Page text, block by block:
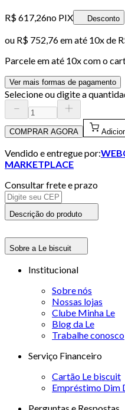
R$ 617,26no PIX Desconto
ou R$ 752,76em até 10x de
Parcele em até 10x com o
Ver mais formas de pagamento
Selecione ou digite a
COMPRAR AGORA
Vendido e entregue por:
MARKETPLACE
Consultar frete e prazo
Descrição do produto
Sobre a Le biscuit
Institucional
Sobre nós
Nossas lojas
Clube Minha Le
Blog da Le
Trabalhe conosco
Serviço Financeiro
Cartão Le biscuit
Empréstimo Dim